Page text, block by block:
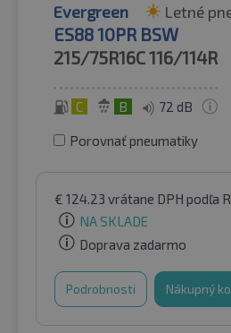
Evergreen Letné
ES88 10PR BSW
215/75R16C116/114R
C B 72 dB
Porovnať pneumatiky
€ 124.23 vrátane DPH podľa
NA SKLADE
Doprava zadarmo
Podrobnosti Nákupný